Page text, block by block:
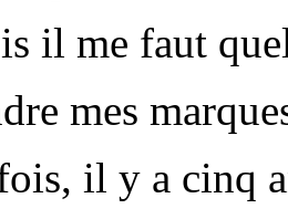
il me faut
mes
il y a cinq